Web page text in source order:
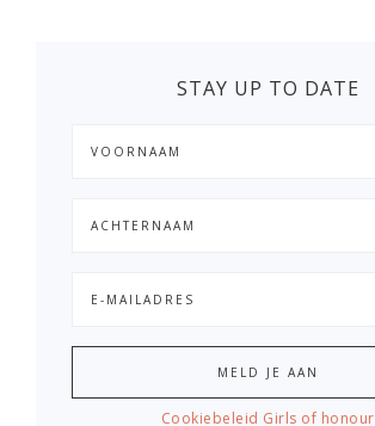
STAY UP TO DATE
Cookiebeleid Girls of honour